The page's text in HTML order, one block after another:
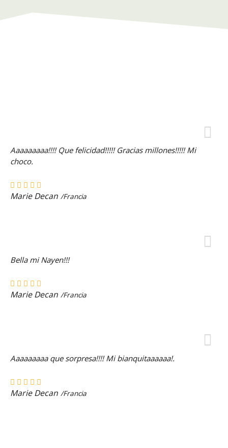
Aaaaaaaaa!!!! Que felicidad!!!!! Gracias millones!!!!! Mi
choco.
Marie Decan /Francia
Bella mi Nayen!!!
Marie Decan /Francia
Aaaaaaaaa que sorpresa!!!! Mi bianquitaaaaaa!.
Marie Decan /Francia